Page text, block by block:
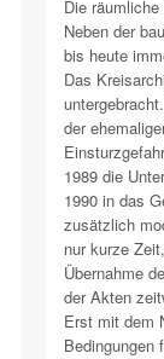
Die
Neben der
bis heute
Das
der
1989 die
1990 in das
zusätzlich
nur kurze
Übernahme
der Akten
Erst mit dem
Bedingungen